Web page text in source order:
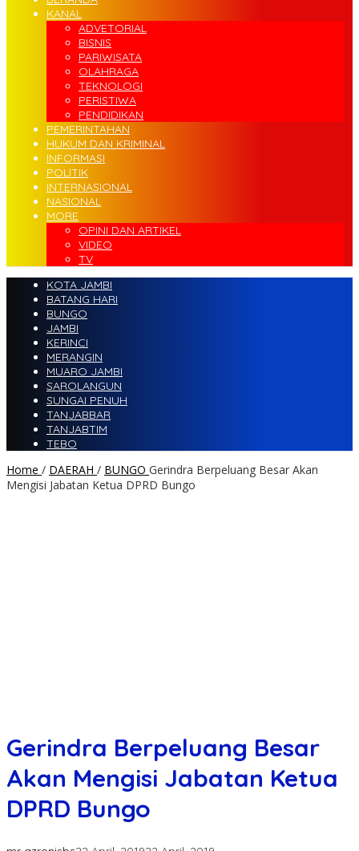
KANAL
ADVETORIAL
BISNIS
PARIWISATA
OLAHRAGA
TEKNOLOGI
PERISTIWA
PENDIDIKAN
PEMERINTAHAN
HUKUM DAN KRIMINAL
INFORMASI
POLITIK
INTERNASIONAL
NASIONAL
MORE
OPINI DAN ARTIKEL
VIDEO
TV
KOTA JAMBI
BATANG HARI
BUNGO
JAMBI
KERINCI
MERANGIN
MUARO JAMBI
SAROLANGUN
SUNGAI PENUH
TANJABBAR
TANJABTIM
TEBO
Home / DAERAH / BUNGO Gerindra Berpeluang Besar Akan
Mengisi Jabatan Ketua DPRD Bungo
Gerindra Berpeluang Besar
Akan Mengisi Jabatan Ketua
DPRD Bungo